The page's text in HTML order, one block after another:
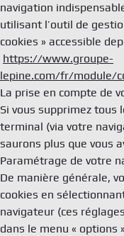
navigation
utilisant l’outil de
cookies » accessible
https://www.groupe-
lepine.com/fr/module/
La prise en compte de
Si vous supprimez tous
terminal (via votre
saurons plus que vous
Paramétrage de votre
De manière générale,
cookies en
navigateur (ces
dans le menu « options